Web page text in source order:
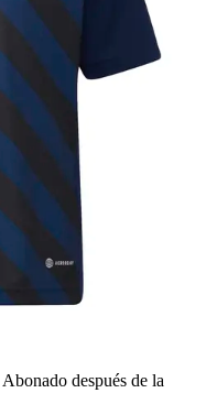
Abonado después de la